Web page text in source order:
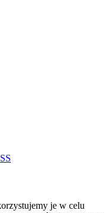
je w celu